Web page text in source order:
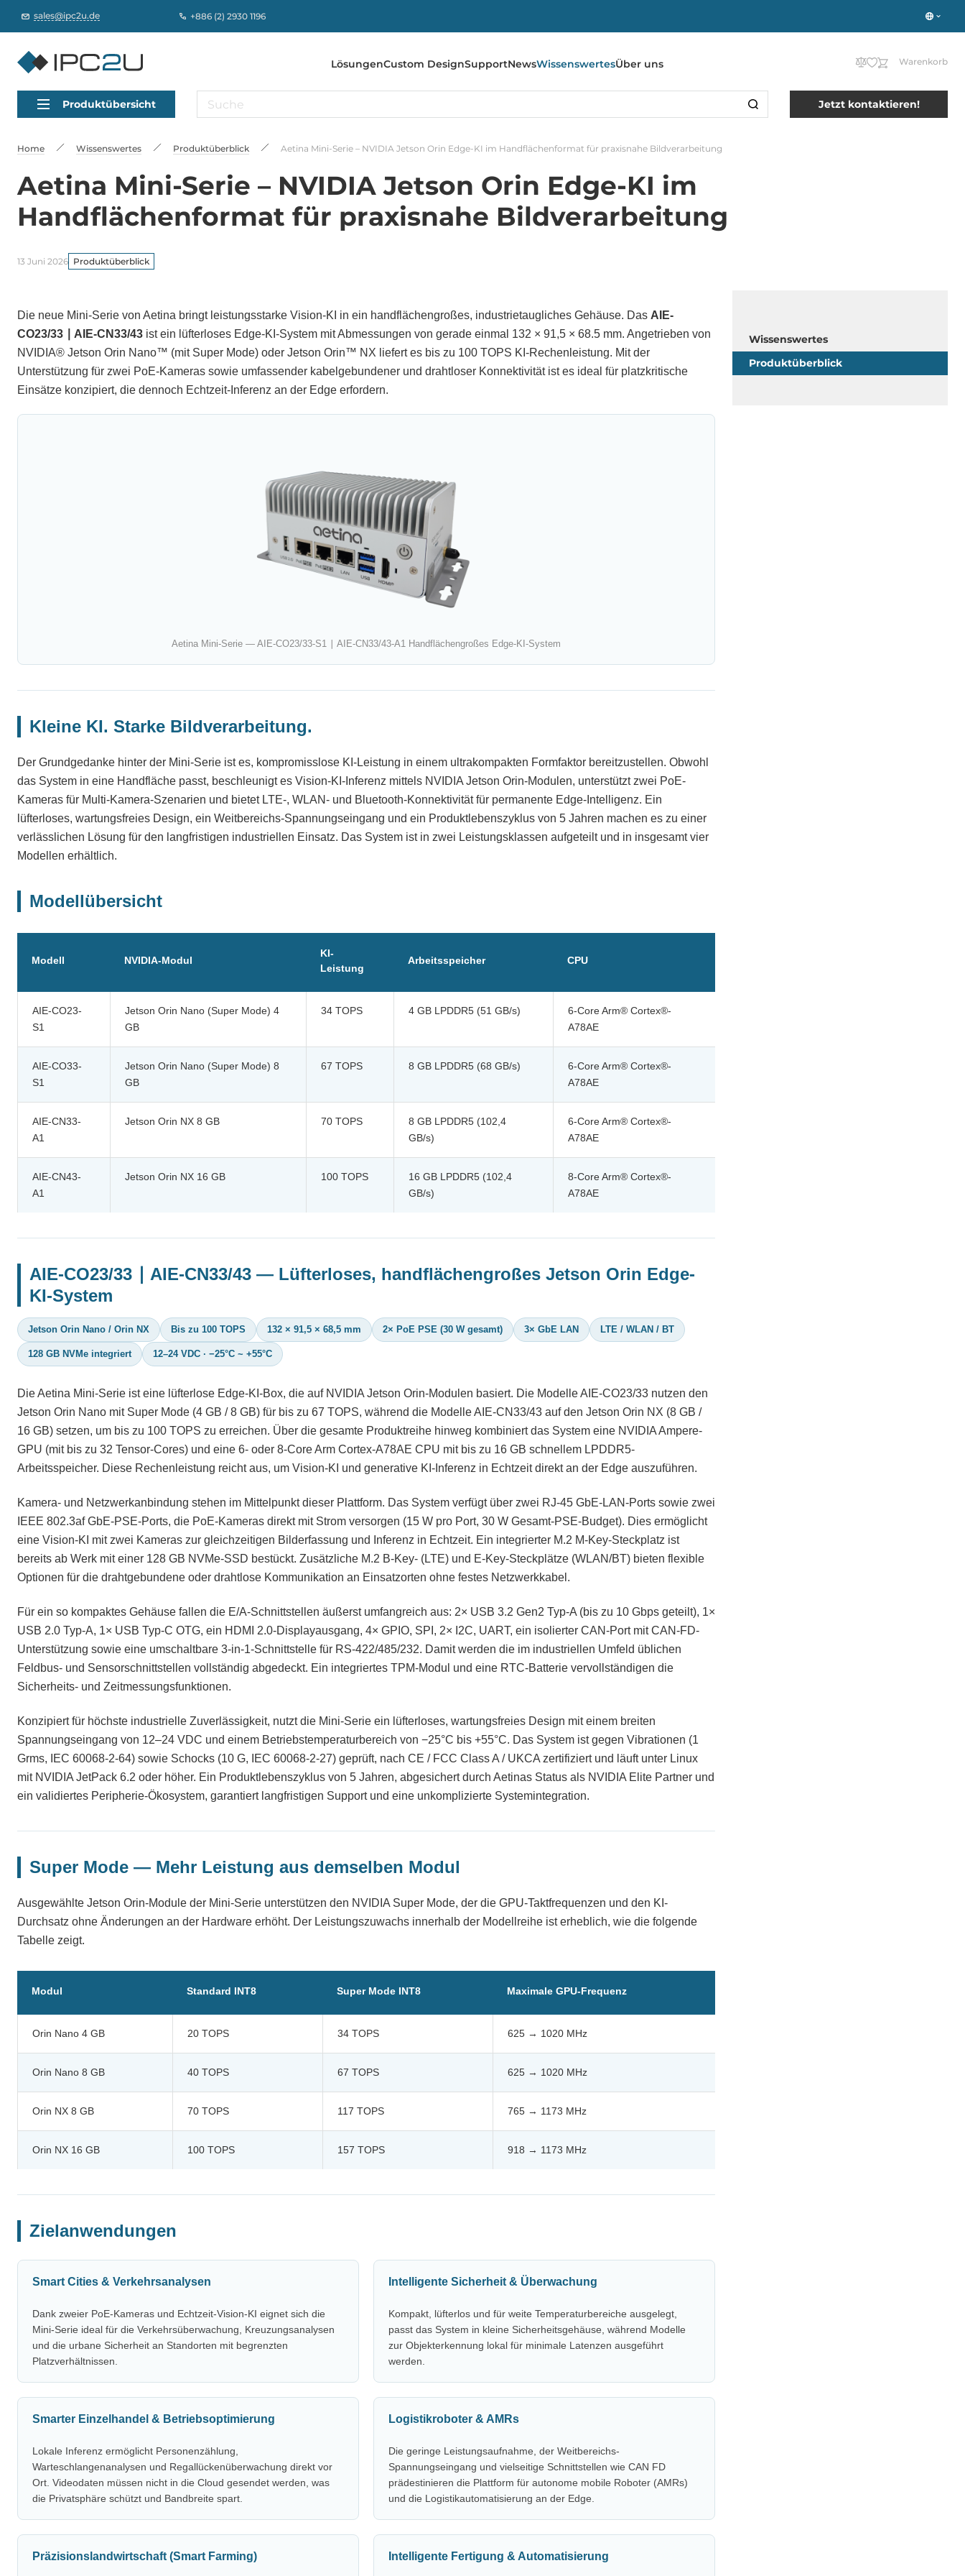
sales@ipc2u.de +886 (2) 2930 1196
LösungenCustom DesignSupportNewsWissenswertesÜber uns Warenkorb
Produktübersicht Jetzt kontaktieren!
Home Wissenswertes Produktüberblick Aetina Mini-Serie – NVIDIA Jetson Orin Edge-KI im Handflächenformat für praxisnahe Bildverarbeitung
Aetina Mini-Serie – NVIDIA Jetson Orin Edge-KI im
Handflächenformat für praxisnahe Bildverarbeitung
13 Juni 2026 Produktüberblick
Die neue Mini-Serie von Aetina bringt leistungsstarke Vision-KI in ein handflächengroßes, industrietaugliches Gehäuse. Das AIE-
CO23/33 ∣ AIE-CN33/43 ist ein lüfterloses Edge-KI-System mit Abmessungen von gerade einmal 132 × 91,5 × 68.5 mm. Angetrieben von
NVIDIA® Jetson Orin Nano™ (mit Super Mode) oder Jetson Orin™ NX liefert es bis zu 100 TOPS KI-Rechenleistung. Mit der
Unterstützung für zwei PoE-Kameras sowie umfassender kabelgebundener und drahtloser Konnektivität ist es ideal für platzkritische
Einsätze konzipiert, die dennoch Echtzeit-Inferenz an der Edge erfordern.
Aetina Mini-Serie — AIE-CO23/33-S1 ∣ AIE-CN33/43-A1 Handflächengroßes Edge-KI-System
Kleine KI. Starke Bildverarbeitung.
Der Grundgedanke hinter der Mini-Serie ist es, kompromisslose KI-Leistung in einem ultrakompakten Formfaktor bereitzustellen. Obwohl
das System in eine Handfläche passt, beschleunigt es Vision-KI-Inferenz mittels NVIDIA Jetson Orin-Modulen, unterstützt zwei PoE-
Kameras für Multi-Kamera-Szenarien und bietet LTE-, WLAN- und Bluetooth-Konnektivität für permanente Edge-Intelligenz. Ein
lüfterloses, wartungsfreies Design, ein Weitbereichs-Spannungseingang und ein Produktlebenszyklus von 5 Jahren machen es zu einer
verlässlichen Lösung für den langfristigen industriellen Einsatz. Das System ist in zwei Leistungsklassen aufgeteilt und in insgesamt vier
Modellen erhältlich.
Modellübersicht
Modell NVIDIA-Modul
KI-
Leistung
Arbeitsspeicher CPU
AIE-CO23-
S1
Jetson Orin Nano (Super Mode) 4
GB
34 TOPS 4 GB LPDDR5 (51 GB/s)
6-Core Arm® Cortex®-
A78AE
AIE-CO33-
S1
Jetson Orin Nano (Super Mode) 8
GB
67 TOPS 8 GB LPDDR5 (68 GB/s)
6-Core Arm® Cortex®-
A78AE
AIE-CN33-
A1
Jetson Orin NX 8 GB 70 TOPS
8 GB LPDDR5 (102,4
GB/s)
6-Core Arm® Cortex®-
A78AE
AIE-CN43-
A1
Jetson Orin NX 16 GB 100 TOPS
16 GB LPDDR5 (102,4
GB/s)
8-Core Arm® Cortex®-
A78AE
AIE-CO23/33 ∣ AIE-CN33/43 — Lüfterloses, handflächengroßes Jetson Orin Edge-
KI-System
Jetson Orin Nano / Orin NX Bis zu 100 TOPS 132 × 91,5 × 68,5 mm 2× PoE PSE (30 W gesamt) 3× GbE LAN LTE / WLAN / BT
128 GB NVMe integriert 12–24 VDC · −25°C ~ +55°C
Die Aetina Mini-Serie ist eine lüfterlose Edge-KI-Box, die auf NVIDIA Jetson Orin-Modulen basiert. Die Modelle AIE-CO23/33 nutzen den
Jetson Orin Nano mit Super Mode (4 GB / 8 GB) für bis zu 67 TOPS, während die Modelle AIE-CN33/43 auf den Jetson Orin NX (8 GB /
16 GB) setzen, um bis zu 100 TOPS zu erreichen. Über die gesamte Produktreihe hinweg kombiniert das System eine NVIDIA Ampere-
GPU (mit bis zu 32 Tensor-Cores) und eine 6- oder 8-Core Arm Cortex-A78AE CPU mit bis zu 16 GB schnellem LPDDR5-
Arbeitsspeicher. Diese Rechenleistung reicht aus, um Vision-KI und generative KI-Inferenz in Echtzeit direkt an der Edge auszuführen.
Kamera- und Netzwerkanbindung stehen im Mittelpunkt dieser Plattform. Das System verfügt über zwei RJ-45 GbE-LAN-Ports sowie zwei
IEEE 802.3af GbE-PSE-Ports, die PoE-Kameras direkt mit Strom versorgen (15 W pro Port, 30 W Gesamt-PSE-Budget). Dies ermöglicht
eine Vision-KI mit zwei Kameras zur gleichzeitigen Bilderfassung und Inferenz in Echtzeit. Ein integrierter M.2 M-Key-Steckplatz ist
bereits ab Werk mit einer 128 GB NVMe-SSD bestückt. Zusätzliche M.2 B-Key- (LTE) und E-Key-Steckplätze (WLAN/BT) bieten flexible
Optionen für die drahtgebundene oder drahtlose Kommunikation an Einsatzorten ohne festes Netzwerkkabel.
Für ein so kompaktes Gehäuse fallen die E/A-Schnittstellen äußerst umfangreich aus: 2× USB 3.2 Gen2 Typ-A (bis zu 10 Gbps geteilt), 1×
USB 2.0 Typ-A, 1× USB Typ-C OTG, ein HDMI 2.0-Displayausgang, 4× GPIO, SPI, 2× I2C, UART, ein isolierter CAN-Port mit CAN-FD-
Unterstützung sowie eine umschaltbare 3-in-1-Schnittstelle für RS-422/485/232. Damit werden die im industriellen Umfeld üblichen
Feldbus- und Sensorschnittstellen vollständig abgedeckt. Ein integriertes TPM-Modul und eine RTC-Batterie vervollständigen die
Sicherheits- und Zeitmessungsfunktionen.
Konzipiert für höchste industrielle Zuverlässigkeit, nutzt die Mini-Serie ein lüfterloses, wartungsfreies Design mit einem breiten
Spannungseingang von 12–24 VDC und einem Betriebstemperaturbereich von −25°C bis +55°C. Das System ist gegen Vibrationen (1
Grms, IEC 60068-2-64) sowie Schocks (10 G, IEC 60068-2-27) geprüft, nach CE / FCC Class A / UKCA zertifiziert und läuft unter Linux
mit NVIDIA JetPack 6.2 oder höher. Ein Produktlebenszyklus von 5 Jahren, abgesichert durch Aetinas Status als NVIDIA Elite Partner und
ein validiertes Peripherie-Ökosystem, garantiert langfristigen Support und eine unkomplizierte Systemintegration.
Super Mode — Mehr Leistung aus demselben Modul
Ausgewählte Jetson Orin-Module der Mini-Serie unterstützen den NVIDIA Super Mode, der die GPU-Taktfrequenzen und den KI-
Durchsatz ohne Änderungen an der Hardware erhöht. Der Leistungszuwachs innerhalb der Modellreihe ist erheblich, wie die folgende
Tabelle zeigt.
Modul Standard INT8 Super Mode INT8 Maximale GPU-Frequenz
Orin Nano 4 GB 20 TOPS 34 TOPS 625 → 1020 MHz
Orin Nano 8 GB 40 TOPS 67 TOPS 625 → 1020 MHz
Orin NX 8 GB 70 TOPS 117 TOPS 765 → 1173 MHz
Orin NX 16 GB 100 TOPS 157 TOPS 918 → 1173 MHz
Zielanwendungen
Smart Cities & Verkehrsanalysen
Dank zweier PoE-Kameras und Echtzeit-Vision-KI eignet sich die
Mini-Serie ideal für die Verkehrsüberwachung, Kreuzungsanalysen
und die urbane Sicherheit an Standorten mit begrenzten
Platzverhältnissen.
Intelligente Sicherheit & Überwachung
Kompakt, lüfterlos und für weite Temperaturbereiche ausgelegt,
passt das System in kleine Sicherheitsgehäuse, während Modelle
zur Objekterkennung lokal für minimale Latenzen ausgeführt
werden.
Smarter Einzelhandel & Betriebsoptimierung
Lokale Inferenz ermöglicht Personenzählung,
Warteschlangenanalysen und Regallückenüberwachung direkt vor
Ort. Videodaten müssen nicht in die Cloud gesendet werden, was
die Privatsphäre schützt und Bandbreite spart.
Logistikroboter & AMRs
Die geringe Leistungsaufnahme, der Weitbereichs-
Spannungseingang und vielseitige Schnittstellen wie CAN FD
prädestinieren die Plattform für autonome mobile Roboter (AMRs)
und die Logistikautomatisierung an der Edge.
Präzisionslandwirtschaft (Smart Farming) Intelligente Fertigung & Automatisierung
Wissenswertes
Produktüberblick